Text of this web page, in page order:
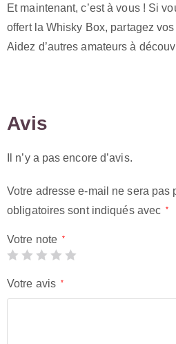
Et maintenant, c’est à vous ! Si
offert la Whisky Box, partagez
Aidez d’autres amateurs à
Avis
Il n’y a pas encore d’avis.
Votre adresse e-mail ne sera pas
obligatoires sont indiqués avec
*
Votre note *
Votre avis *